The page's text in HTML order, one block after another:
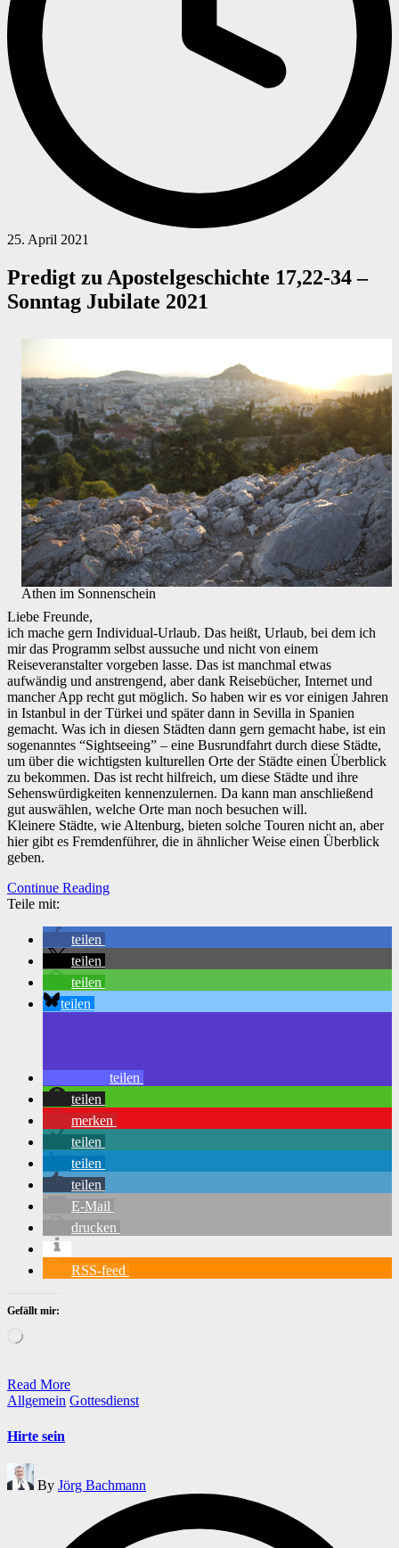
25. April 2021
Predigt zu Apostelgeschichte 17,22-34 –
Sonntag Jubilate 2021
Athen im Sonnenschein
Liebe Freunde,
ich mache gern Individual-Urlaub. Das heißt, Urlaub, bei dem ich
mir das Programm selbst aussuche und nicht von einem
Reiseveranstalter vorgeben lasse. Das ist manchmal etwas
aufwändig und anstrengend, aber dank Reisebücher, Internet und
mancher App recht gut möglich. So haben wir es vor einigen Jahren
in Istanbul in der Türkei und später dann in Sevilla in Spanien
gemacht. Was ich in diesen Städten dann gern gemacht habe, ist ein
sogenanntes “Sightseeing” – eine Busrundfahrt durch diese Städte,
um über die wichtigsten kulturellen Orte der Städte einen Überblick
zu bekommen. Das ist recht hilfreich, um diese Städte und ihre
Sehenswürdigkeiten kennenzulernen. Da kann man anschließend
gut auswählen, welche Orte man noch besuchen will.
Kleinere Städte, wie Altenburg, bieten solche Touren nicht an, aber
hier gibt es Fremdenführer, die in ähnlicher Weise einen Überblick
geben.
Continue Reading
Teile mit:
teilen
teilen
teilen
teilen
teilen
teilen
merken
teilen
teilen
teilen
E-Mail
drucken
RSS-feed
Gefällt mir:
Wird
Read More
Posted
Allgemein Gottesdienst
Hirte sein
Posted
by
By Jörg Bachmann